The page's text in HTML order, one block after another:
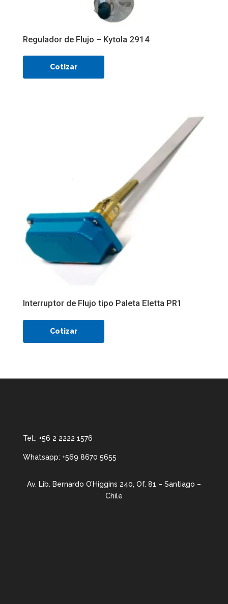
Regulador de Flujo – Kytola 2914
Cotizar
Interruptor de Flujo tipo Paleta Eletta PR1
Cotizar
Tel.: +56 2 2222 1576
Whatsapp: +569 8670 5655
Av. Lib. Bernardo O’Higgins 240, Of. 81 – Santiago –
Chile